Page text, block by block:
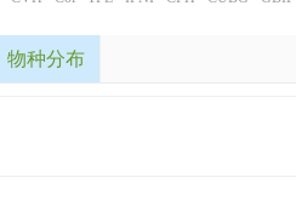
物种分布